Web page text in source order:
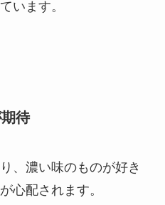
います。
待
、濃い味のものが好き
心配されます。